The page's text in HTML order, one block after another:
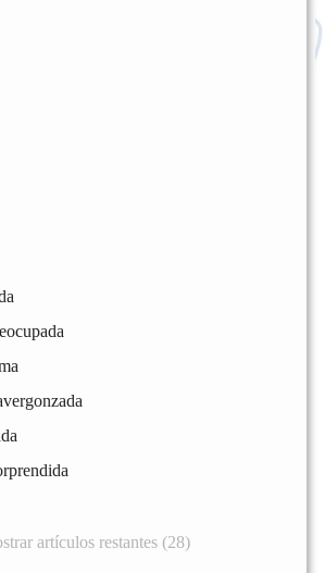
artículos restantes (28)